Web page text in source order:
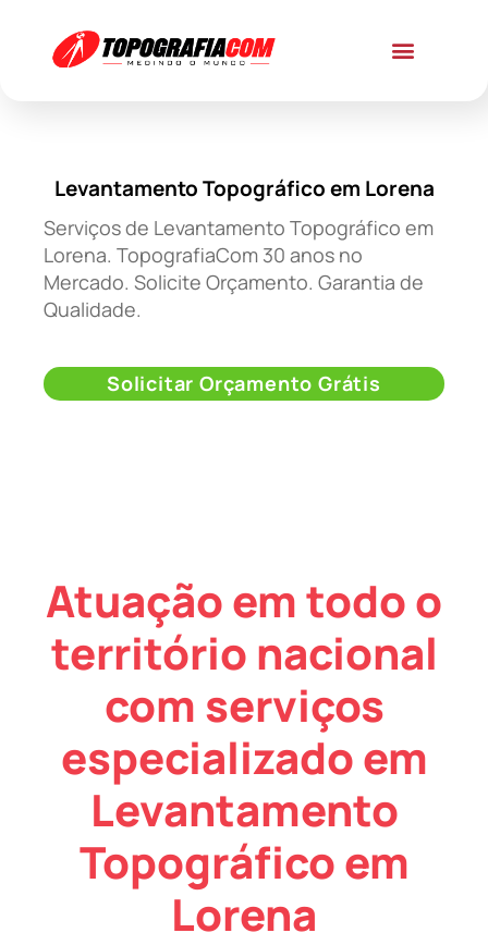
Levantamento Topográfico em Lorena
Serviços de Levantamento Topográfico em
Lorena. TopografiaCom 30 anos no
Mercado. Solicite Orçamento. Garantia de
Qualidade.
Solicitar Orçamento Grátis
Atuação em todo o
território nacional
com serviços
especializado em
Levantamento
Topográfico em
Lorena